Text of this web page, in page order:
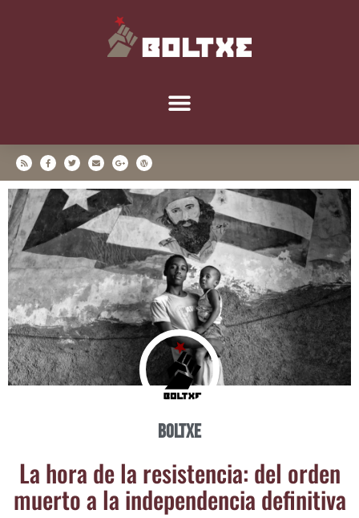
Boltxe
La hora de la resis­ten­cia: del orden
muer­to a la inde­pen­den­cia definitiva